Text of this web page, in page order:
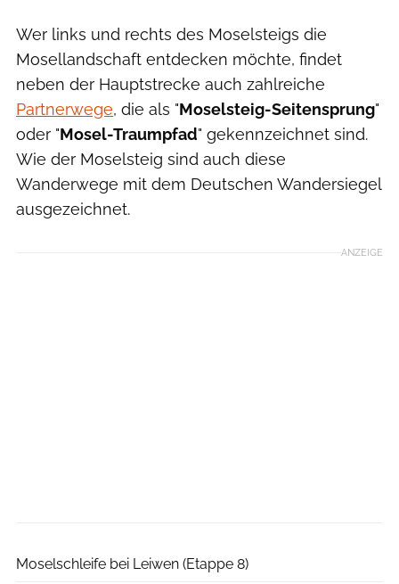
Wer links und rechts des Moselsteigs die
Mosellandschaft entdecken möchte, findet
neben der Hauptstrecke auch zahlreiche
Partnerwege, die als "Moselsteig-Seitensprung"
oder "Mosel-Traumpfad" gekennzeichnet sind.
Wie der Moselsteig sind auch diese
Wanderwege mit dem Deutschen Wandersiegel
ausgezeichnet.
ANZEIGE
Moselschleife bei Leiwen (Etappe 8)